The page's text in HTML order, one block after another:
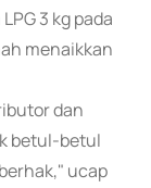
3 kg pada
menaikkan
dan
betul-betul
ucap